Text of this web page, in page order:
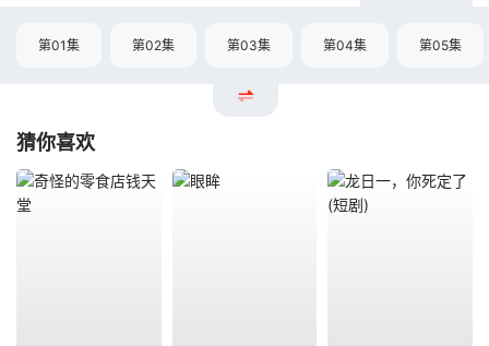
第01集 第02集 第03集 第04集 第05集
猜你喜欢